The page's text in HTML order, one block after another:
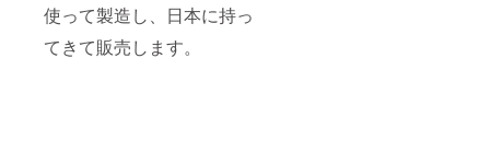
使って製造し、日本に持っ
てきて販売します。